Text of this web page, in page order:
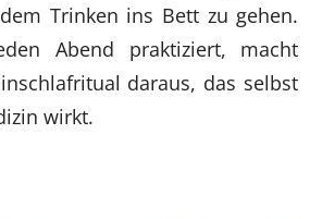
Trinken ins Bett zu gehen.
Abend praktiziert, macht
daraus, das selbst
wirkt.